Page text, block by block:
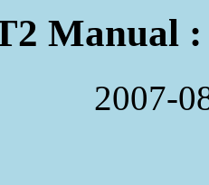
Manual
2007-